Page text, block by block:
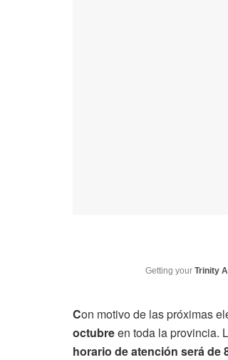
Getting your Trinity
Con motivo de las próximas
octubreen toda la provincia.
horario de atención será de